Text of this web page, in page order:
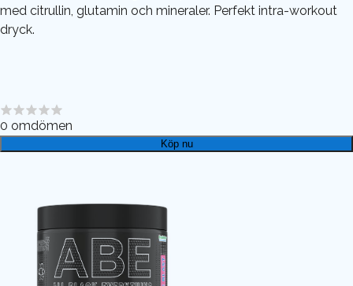
med citrullin, glutamin och mineraler. Perfekt intra-workout
dryck.
0 omdömen
Köp nu